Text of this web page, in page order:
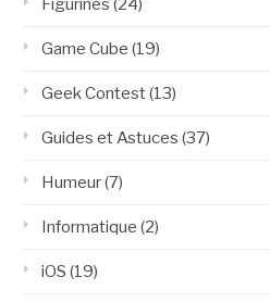
Figurines (24)
Game Cube (19)
Geek Contest(13)
Guides et Astuces (37)
Humeur(7)
Informatique (2)
iOS (19)